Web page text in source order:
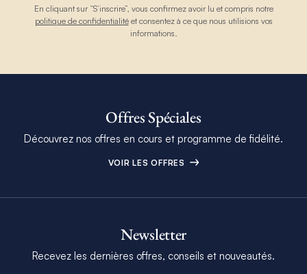
En cliquant sur “S’inscrire”, vous confirmez avoir lu et compris notre
politique de confidentialitéet consentez à ce que nous utilisions vos
informations.
Offres Spéciales
Découvrez nos offres en cours et programme de fidélité.
VOIR LES OFFRES
Newsletter
Recevez les dernières offres, conseils et nouveautés.